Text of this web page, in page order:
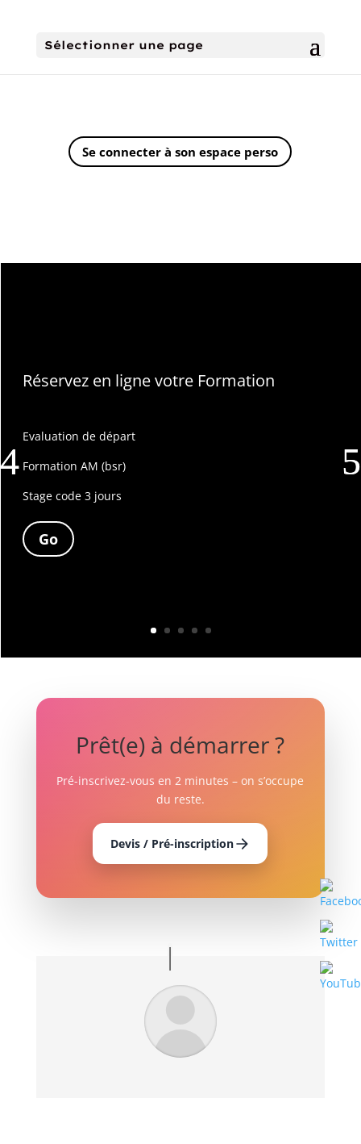
Sélectionner une page
Se connecter à son espace perso
Réservez en ligne votre Formation
Evaluation de départ
Formation AM (bsr)
Stage code 3 jours
Go
Prêt(e) à démarrer ?
Pré-inscrivez-vous en 2 minutes – on s’occupe
du reste.
Devis / Pré-inscription